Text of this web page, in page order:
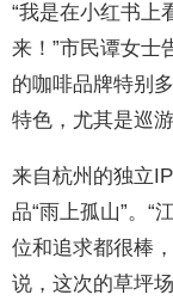
“我是在小红书上
来！”市民谭女士
的咖啡品牌特别
特色，尤其是巡
来自杭州的独立
品“雨上孤山”。“
位和追求都很棒
说，这次的草坪